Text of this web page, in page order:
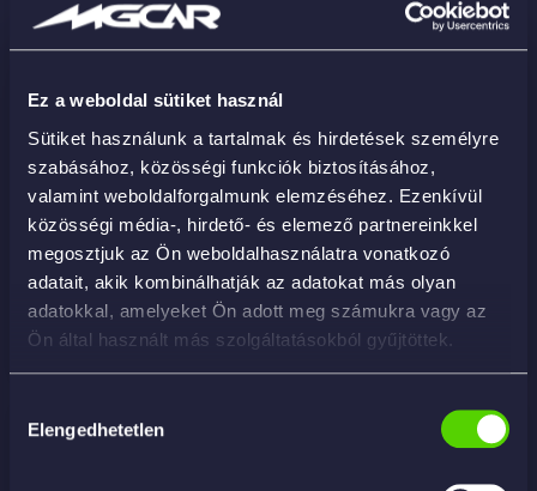
Ez a weboldal sütiket használ
Sütiket használunk a tartalmak és hirdetések személyre
szabásához, közösségi funkciók biztosításához,
valamint weboldalforgalmunk elemzéséhez. Ezenkívül
közösségi média-, hirdető- és elemező partnereinkkel
megosztjuk az Ön weboldalhasználatra vonatkozó
adatait, akik kombinálhatják az adatokat más olyan
adatokkal, amelyeket Ön adott meg számukra vagy az
Ön által használt más szolgáltatásokból gyűjtöttek.
kiválasztása
Elengedhetetlen
DEOTEX AROMA 5KG – enzimtechnológiás
szageltávolító
17 259Ft
KOSÁRBA